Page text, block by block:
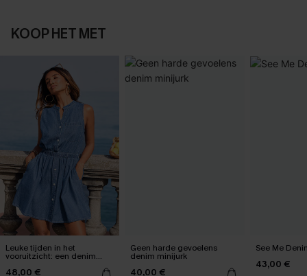
KOOP HET MET
Leuke tijden in het
vooruitzicht: een denim
48,00 €
Geen harde gevoelens
denim minijurk
40,00 €
See Me
43,00 €